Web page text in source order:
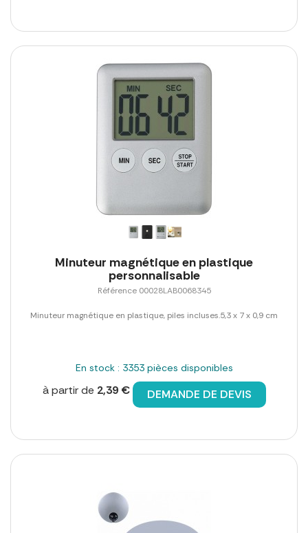
Minuteur magnétique en plastique
personnalisable
Référence 00028LAB0068345
Minuteur magnétique en plastique, piles incluses.5,3 x 7 x 0,9 cm
En stock : 3353 pièces disponibles
à partir de 2,39 € DEMANDE DE DEVIS